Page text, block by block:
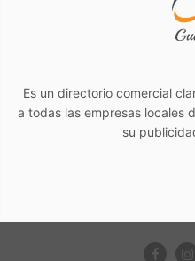
Es un directorio comercial
a todas las empresas locales
su